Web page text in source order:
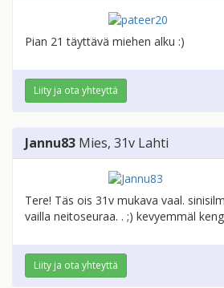
Pian 21 täyttävä miehen alku :)
Liity ja ota yhteyttä
Jannu83 Mies, 31v Lahti
Tere! Täs ois 31v mukava vaal.
vailla neitoseuraa. . ;) kevyemmäl
Liity ja ota yhteyttä